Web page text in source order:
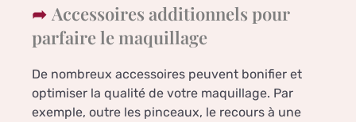
Accessoires additionnels pour
parfaire le maquillage
De nombreux accessoires peuvent bonifier et
optimiser la qualité de votre maquillage. Par
exemple, outre les pinceaux, le recours à une